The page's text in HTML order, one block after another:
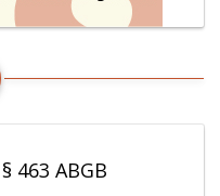
463 ABGB